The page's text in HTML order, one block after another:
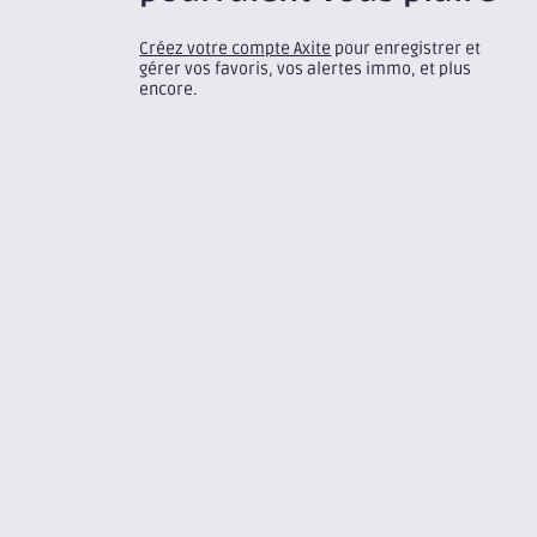
Créez votre compte Axite pour enregistrer et
gérer vos favoris, vos alertes immo, et plus
encore.